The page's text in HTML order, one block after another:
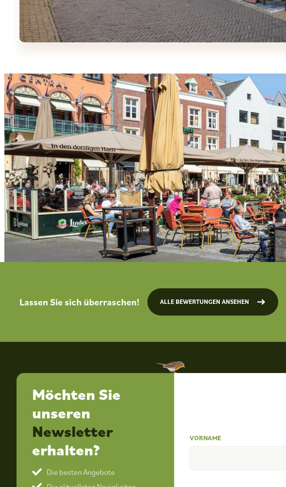
Lassen Sie sich überraschen! ALLE BEWERTUNGEN ANSEHEN
Möchten Sie
unseren
Newsletter
erhalten?
Die besten Angebote
VORNAME